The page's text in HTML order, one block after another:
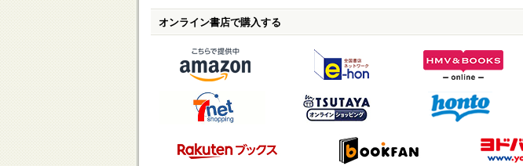
オンライン書店で購入する